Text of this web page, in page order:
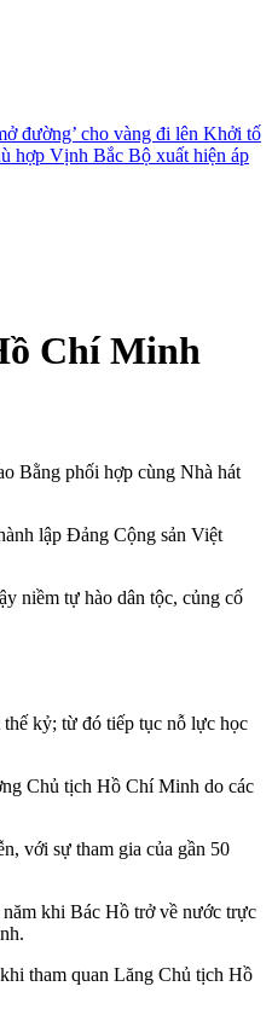
đường’ cho vàng đi lên Khởi tố
hợp Vịnh Bắc Bộ xuất hiện áp
Chí Minh
Bằng phối hợp cùng Nhà hát
lập Đảng Cộng sản Việt
niềm tự hào dân tộc, củng cố
kỷ; từ đó tiếp tục nỗ lực học
Chủ tịch Hồ Chí Minh do các
với sự tham gia của gần 50
khi Bác Hồ trở về nước trực
tham quan Lăng Chủ tịch Hồ